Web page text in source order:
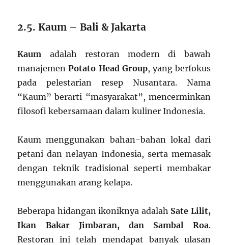
2.5. Kaum – Bali & Jakarta
Kaum adalah restoran modern di bawah
manajemenPotato Head Group, yang berfokus
pada pelestarian resep Nusantara. Nama
“Kaum” berarti “masyarakat”, mencerminkan
filosofi kebersamaan dalam kuliner Indonesia.
Kaum menggunakan bahan-bahan lokal dari
petani dan nelayan Indonesia, serta memasak
dengan teknik tradisional seperti membakar
menggunakan arang kelapa.
Beberapa hidangan ikoniknya adalah Sate Lilit,
Ikan Bakar Jimbaran, dan Sambal Roa.
Restoran ini telah mendapat banyak ulasan